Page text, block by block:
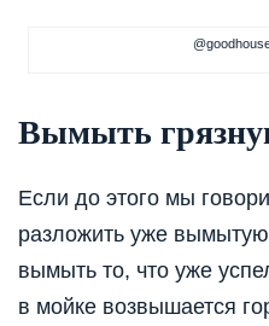
Вымыть
Если до этого мы
разложить уже
вымыть то, что уже
в мойке возвышается